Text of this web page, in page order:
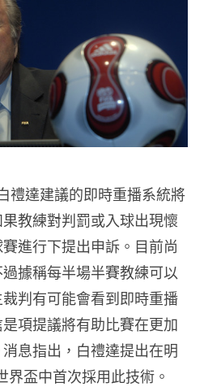
禮達建議的即時重播系統將
教練對判罰或入球出現懷
進行下提出申訴。目前尚
據稱每半場半賽教練可以
判有可能會看到即時重播
項提議將有助比賽在更加
息指出，白禮達提出在明
盃中首次採用此技術。